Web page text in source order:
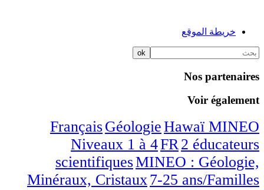
خريطة الموقع
Nos partenaires
Voir également
FrançaisGéologieHawaï MINEO
Niveaux 1 à 4FR2 éducateurs
scientifiquesMINEO : Géologie,
Minéraux, Cristaux7-25 ans/Familles